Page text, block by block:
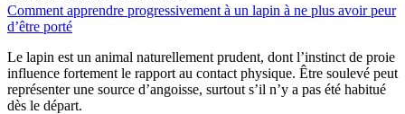
Comment apprendre progressivement à un lapin à ne plus avoir peur
d’être porté
Le lapin est un animal naturellement prudent, dont l’instinct de proie
influence fortement le rapport au contact physique. Être soulevé peut
représenter une source d’angoisse, surtout s’il n’y a pas été habitué
dès le départ.